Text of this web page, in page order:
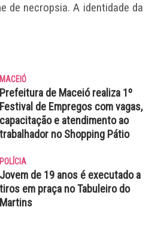
de necropsia. A identidade da
MACEIÓ
Prefeitura de Maceió realiza 1º
Festival de Empregos com vagas,
capacitação e atendimento ao
trabalhador no Shopping Pátio
POLÍCIA
Jovem de 19 anos é executado a
tiros em praça no Tabuleiro do
Martins